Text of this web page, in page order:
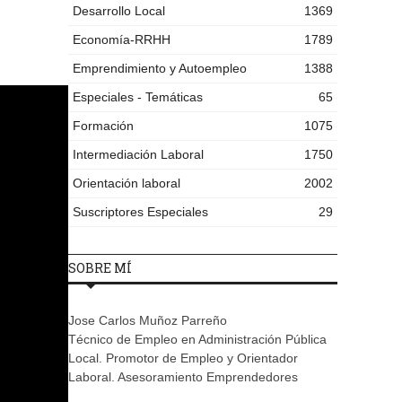
Desarrollo Local
1369
Economía-RRHH
1789
Emprendimiento y Autoempleo
1388
Especiales - Temáticas
65
Formación
1075
Intermediación Laboral
1750
Orientación laboral
2002
Suscriptores Especiales
29
SOBRE MÍ
Jose Carlos Muñoz Parreño
Técnico de Empleo en Administración Pública
Local. Promotor de Empleo y Orientador
Laboral. Asesoramiento Emprendedores